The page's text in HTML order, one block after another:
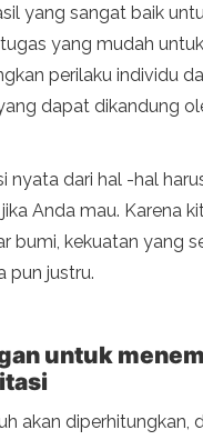
yang sangat baik
yang mudah untuk
perilaku individu
dapat dikandung
nyata dari hal -hal
Anda mau. Karena
bumi, kekuatan yang
pun justru.
untuk
akan diperhitungkan,